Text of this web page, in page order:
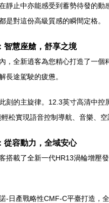
靜止中亦能感受到蓄勢待發的
都是對這份高級質感的瞬間定格。
智慧座艙，舒享之境
，全新逍客為您精心打造了一
長途駕駛的疲憊。
刻的主旋律。12.3英寸高清中控
輕松實現語音控制導航、音樂、
從容動力，全域安心
搭載了全新一代HR13渦輪增壓
-日產戰略性CMF-C平臺打造，